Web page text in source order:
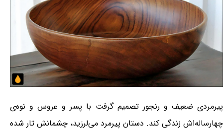
پیرمردی ضعیف و رنجور تصمیم گرفت با پسر و عروس و نوه‌ی
چهارساله‌اش زندگی کند. دستان پیرمرد می‌لرزید، چشمانش تار شده